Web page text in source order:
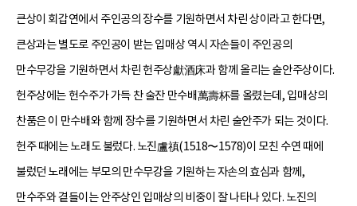
큰상이 회갑연에서 주인공의 장수를 기원하면서 차린 상이라고 한다면,
큰상과는 별도로 주인공이 받는 입매상 역시 자손들이 주인공의
만수무강을 기원하면서 차린 헌주상獻酒床과 함께 올리는 술안주상이다.
헌주상에는 헌수주가 가득 찬 술잔 만수배萬壽杯를 올렸는데, 입매상의
찬품은 이 만수배와 함께 장수를 기원하면서 차린 술안주가 되는 것이다.
헌주 때에는 노래도 불렀다. 노진盧禛(1518〜1578)이 모친 수연 때에
불렀던 노래에는 부모의 만수무강을 기원하는 자손의 효심과 함께,
만수주와 곁들이는 안주상인 입매상의 비중이 잘 나타나 있다. 노진의